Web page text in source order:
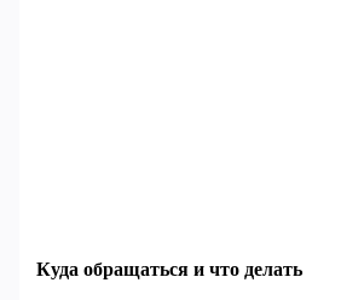
Куда обращаться и что делать